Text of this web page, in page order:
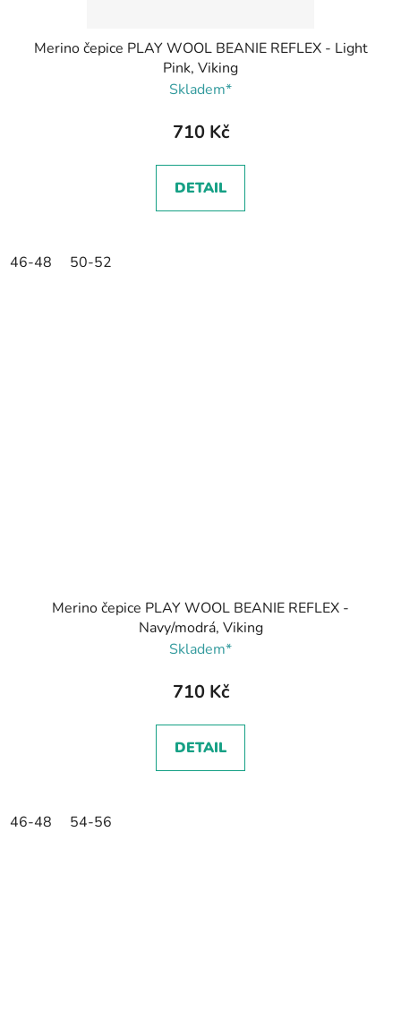
Merino čepice PLAY WOOL BEANIE REFLEX - Light
Pink, Viking
Skladem*
710 Kč
DETAIL
46-48 50-52
Merino čepice PLAY WOOL BEANIE REFLEX -
Navy/modrá, Viking
Skladem*
710 Kč
DETAIL
46-48 54-56